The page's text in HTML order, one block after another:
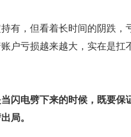
有，但看着长时间的阴跌，
户亏损越来越大，实在是扛
闪电劈下来的时候，既要保
局。